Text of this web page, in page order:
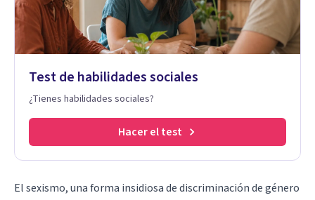
Test de habilidades sociales
¿Tienes habilidades sociales?
Hacer el test
El sexismo, una forma insidiosa de discriminación de género